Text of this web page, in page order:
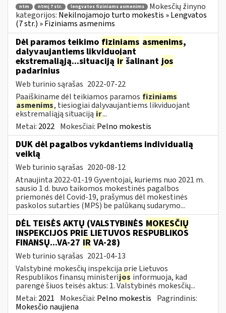
ntm ntmį 7 str. lengvatos fiziniams asmenims
Mokesčių žinyno
kategorijos: Nekilnojamojo turto mokestis » Lengvatos
(7 str.) » Fiziniams asmenims
Dėl paramos teikimo fiziniams asmenims,
dalyvaujantiems likviduojant
ekstremaliąją...situaciją ir šalinant jos
padarinius
Web turinio sąrašas 2022-07-22
Paaiškiname dėl teikiamos paramos fiziniams
asmenims, tiesiogiai dalyvaujantiems likviduojant
ekstremaliąją situaciją ir...
Metai: 2022 Mokesčiai: Pelno mokestis
DUK dėl pagalbos vykdantiems individualią
veiklą
Web turinio sąrašas 2020-08-12
Atnaujinta 2022-01-19 Gyventojai, kuriems nuo 2021 m.
sausio 1 d. buvo taikomos mokestinės pagalbos
priemonės dėl Covid-19, prašymus dėl mokestinės
paskolos sutarties (MPS) be palūkanų sudarymo...
DĖL TEISĖS AKTŲ (VALSTYBINĖS MOKESČIŲ
INSPEKCIJOS PRIE LIETUVOS RESPUBLIKOS
FINANSŲ...VA-27 IR VA-28)
Web turinio sąrašas 2021-04-13
Valstybinė mokesčių inspekcija prie Lietuvos
Respublikos finansų ministerijos informuoja, kad
parengė šiuos teisės aktus: 1. Valstybinės mokesčių...
Metai: 2021 Mokesčiai: Pelno mokestis Pagrindinis:
Mokesčio naujiena